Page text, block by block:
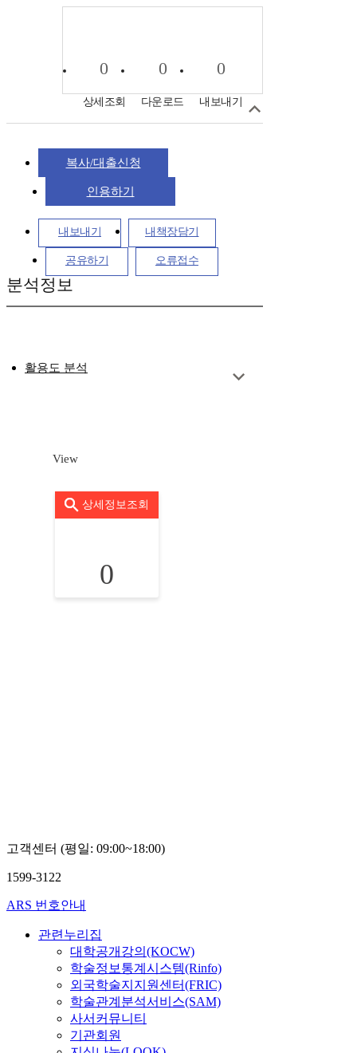
0
상세조회
0
다운로드
0
내보내기
복사/대출신청
인용하기
내보내기 내책장담기
공유하기 오류접수
분석정보
활용도 분석
View
상세정보조회
0
고객센터 (평일: 09:00~18:00)
1599-3122
ARS 번호안내
관련누리집
대학공개강의(KOCW)
학술정보통계시스템(Rinfo)
외국학술지지원센터(FRIC)
학술관계분석서비스(SAM)
사서커뮤니티
기관회원